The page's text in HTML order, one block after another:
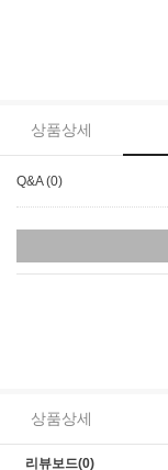
상품상세
Q&A (0)
상품상세
리뷰보드(0)